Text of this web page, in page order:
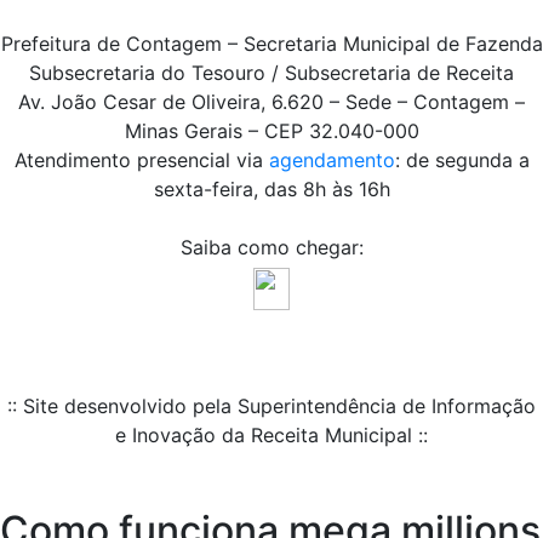
Prefeitura de Contagem – Secretaria Municipal de Fazenda
Subsecretaria do Tesouro / Subsecretaria de Receita
Av. João Cesar de Oliveira, 6.620 – Sede – Contagem –
Minas Gerais – CEP 32.040-000
Atendimento presencial via agendamento: de segunda a
sexta-feira, das 8h às 16h
Saiba como chegar:
:: Site desenvolvido pela Superintendência de Informação
e Inovação da Receita Municipal ::